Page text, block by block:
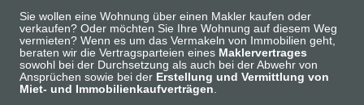
Sie wollen eine Wohnung über einen Makler kaufen oder
verkaufen? Oder möchten Sie Ihre Wohnung auf diesem Weg
vermieten? Wenn es um das Vermakeln von Immobilien geht,
beraten wir die Vertragsparteien eines Maklervertrages
sowohl bei der Durchsetzung als auch bei der Abwehr von
Ansprüchen sowie bei der Erstellung und Vermittlung von
Miet- und Immobilienkaufverträgen